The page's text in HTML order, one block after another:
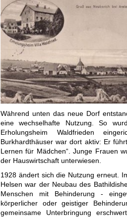
Während unten das neue Dorf
eine wechselhafte Nutzung. So
Erholungsheim Waldfrieden
Burkhardthäuser war dort aktiv: Er
Lernen für Mädchen“. Junge Frauen
der Hauswirtschaft unterwiesen.
1928 ändert sich die Nutzung erneut.
Helsen war der Neubau des
Menschen mit Behinderung -
körperlicher oder geistiger
gemeinsame Unterbringung